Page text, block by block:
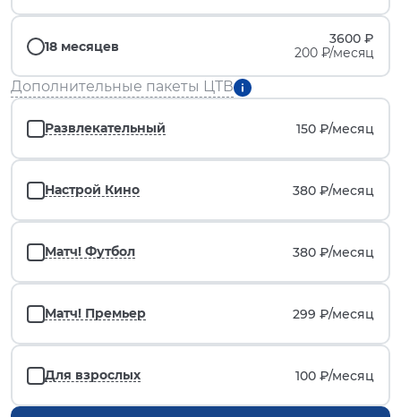
18 месяцев
3600 ₽
200 ₽/месяц
Дополнительные пакеты ЦТВ
Развлекательный 150 ₽/месяц
Настрой Кино 380 ₽/месяц
Матч! Футбол 380 ₽/месяц
Матч! Премьер 299 ₽/месяц
Для взрослых 100 ₽/месяц